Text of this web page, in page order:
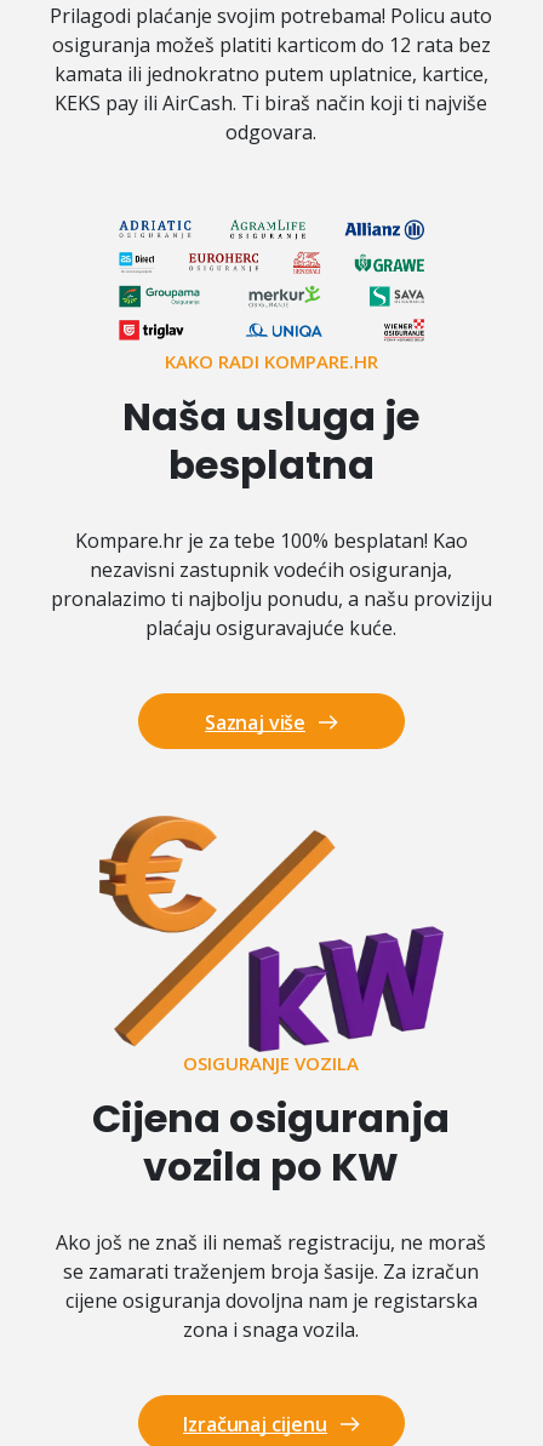
Prilagodi plaćanje svojim potrebama! Policu auto
osiguranja možeš platiti karticom do 12 rata bez
kamata ili jednokratno putem uplatnice, kartice,
KEKS pay ili AirCash. Ti biraš način koji ti najviše
odgovara.
KAKO RADI KOMPARE.HR
Naša usluga je
besplatna
Kompare.hr je za tebe 100% besplatan! Kao
nezavisni zastupnik vodećih osiguranja,
pronalazimo ti najbolju ponudu, a našu proviziju
plaćaju osiguravajuće kuće.
Saznaj više
OSIGURANJE VOZILA
Cijena osiguranja
vozila po KW
Ako još ne znaš ili nemaš registraciju, ne moraš
se zamarati traženjem broja šasije. Za izračun
cijene osiguranja dovoljna nam je registarska
zona i snaga vozila.
Izračunaj cijenu